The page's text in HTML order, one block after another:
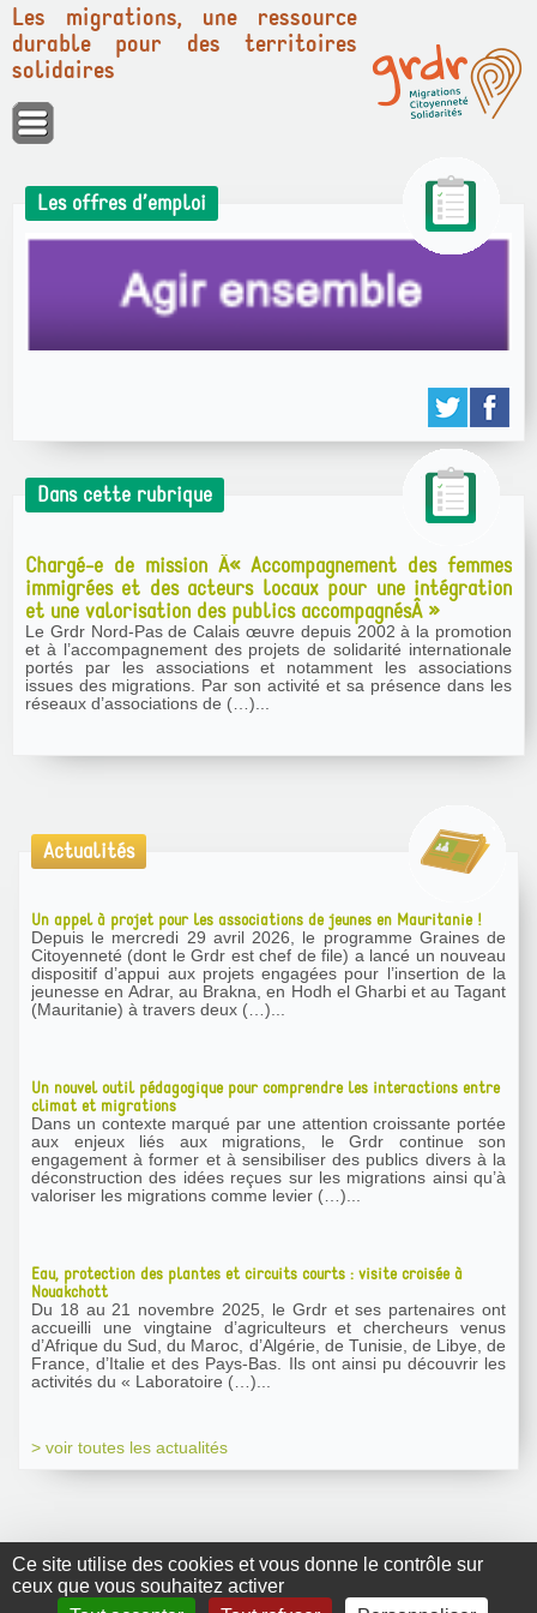
Panneau de gestion des cookies
Ce site utilise des cookies et vous donne le contrôle sur
ceux que vous souhaitez activer
Les migrations, une ressource
durable pour des territoires
solidaires
Les offres d’emploi
Dans cette rubrique
Chargé-e de mission Â« Accompagnement des femmes
immigrées et des acteurs locaux pour une intégration
et une valorisation des publics accompagnésÂ »
Le Grdr Nord-Pas de Calais œuvre depuis 2002 à la promotion
et à l’accompagnement des projets de solidarité internationale
portés par les associations et notamment les associations
issues des migrations. Par son activité et sa présence dans les
réseaux d’associations de (…)...
Actualités
Un appel à projet pour les associations de jeunes en Mauritanie !
Depuis le mercredi 29 avril 2026, le programme Graines de
Citoyenneté (dont le Grdr est chef de file) a lancé un nouveau
dispositif d’appui aux projets engagées pour l’insertion de la
jeunesse en Adrar, au Brakna, en Hodh el Gharbi et au Tagant
(Mauritanie) à travers deux (…)...
Un nouvel outil pédagogique pour comprendre les interactions entre
climat et migrations
Dans un contexte marqué par une attention croissante portée
aux enjeux liés aux migrations, le Grdr continue son
engagement à former et à sensibiliser des publics divers à la
déconstruction des idées reçues sur les migrations ainsi qu’à
valoriser les migrations comme levier (…)...
Eau, protection des plantes et circuits courts : visite croisée à
Nouakchott
Du 18 au 21 novembre 2025, le Grdr et ses partenaires ont
accueilli une vingtaine d’agriculteurs et chercheurs venus
d’Afrique du Sud, du Maroc, d’Algérie, de Tunisie, de Libye, de
France, d’Italie et des Pays-Bas. Ils ont ainsi pu découvrir les
activités du « Laboratoire (…)...
> voir toutes les actualités
GRDR Copyright